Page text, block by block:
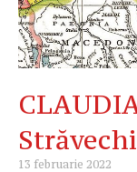
13 februarie 2022